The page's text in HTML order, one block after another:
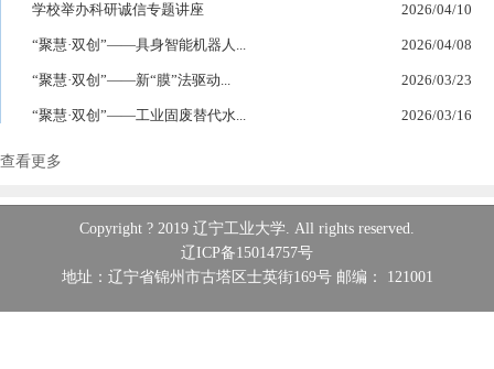
学校举办科研诚信专题讲座 2026/04/10
“聚慧·双创”——具身智能机器人... 2026/04/08
“聚慧·双创”——新“膜”法驱动... 2026/03/23
“聚慧·双创”——工业固废替代水... 2026/03/16
查看更多
Copyright ? 2019 辽宁工业大学. All rights reserved.
辽ICP备15014757号
地址：辽宁省锦州市古塔区士英街169号 邮编： 121001